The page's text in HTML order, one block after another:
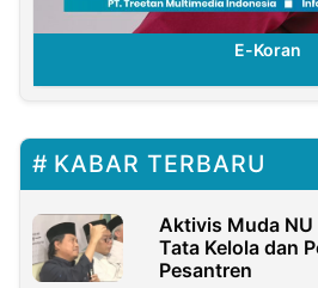
E-Koran
KABAR TERBARU
Aktivis Muda
Tata Kelola dan
Pesantren